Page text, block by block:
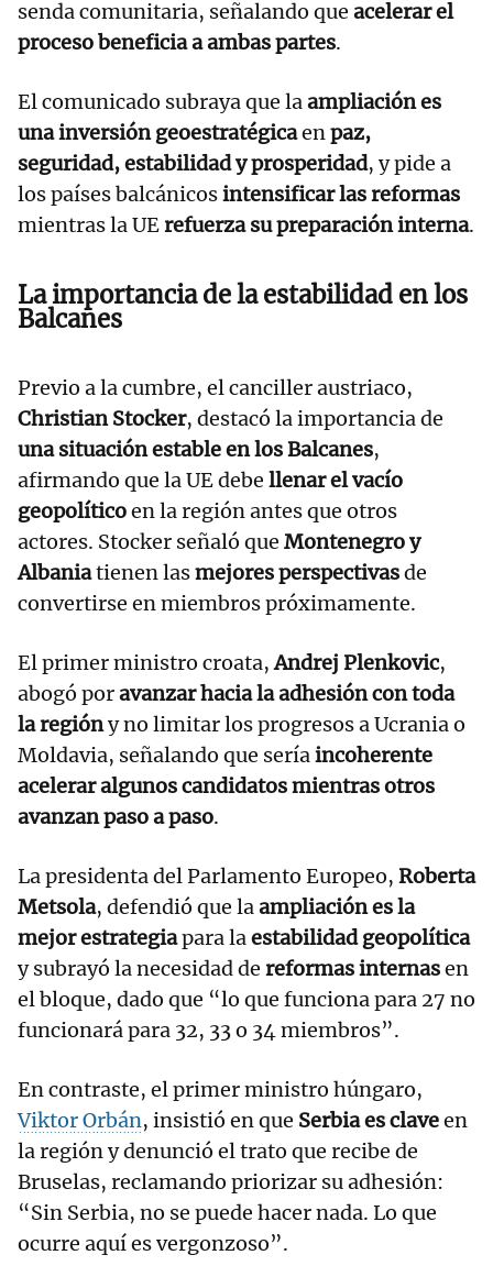
senda comunitaria, señalando que acelerar el
proceso beneficia a ambas partes.
El comunicado subraya que laampliación es
una inversión geoestratégicaenpaz,
seguridad, estabilidad y prosperidad, y pide a
los países balcánicosintensificar las reformas
mientras la UErefuerza su preparación interna.
La importancia de la estabilidad en los
Balcanes
Previo a la cumbre, el canciller austriaco,
Christian Stocker, destacó la importancia de
una situación estable en los Balcanes,
afirmando que la UE debe llenar el vacío
geopolíticoen la región antes que otros
actores. Stocker señaló que Montenegro y
Albaniatienen lasmejores perspectivasde
convertirse en miembros próximamente.
El primer ministro croata,Andrej Plenkovic,
abogó poravanzar hacia la adhesión con toda
la regióny no limitar los progresos a Ucrania o
Moldavia, señalando que seríaincoherente
acelerar algunos candidatos mientras otros
avanzan paso a paso.
La presidenta del Parlamento Europeo, Roberta
Metsola, defendió que laampliación es la
mejor estrategiapara laestabilidad geopolítica
y subrayó la necesidad de reformas internasen
el bloque, dado que “lo que funciona para 27 no
funcionará para 32, 33 o 34 miembros”.
En contraste, el primer ministro húngaro,
Viktor Orbán, insistió en que Serbia es claveen
la región y denunció el trato que recibe de
Bruselas, reclamando priorizar su adhesión:
“Sin Serbia, no se puede hacer nada. Lo que
ocurre aquí es vergonzoso”.